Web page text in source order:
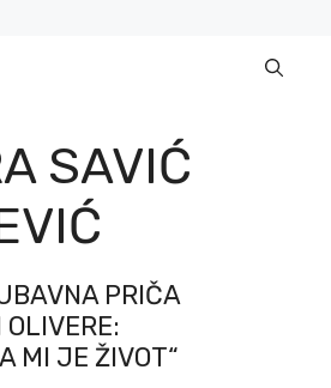
SAVIĆ
PRIČA
MI JE ŽIVOT“